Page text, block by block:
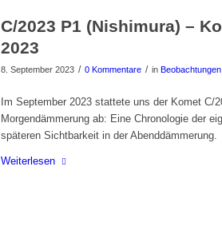
C/2023 P1 (Nishimura) –
2023
8. September 2023 / 0 Kommentare / in Beobachtungen
Im September 2023 stattete uns der Komet
Morgendämmerung ab: Eine Chronologie der
späteren Sichtbarkeit in der Abenddämmerung.
Weiterlesen